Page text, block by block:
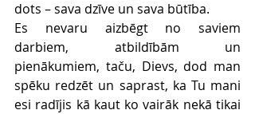
dots – sava dzīve un sava būtība.
Es nevaru aizbēgt no saviem
darbiem, atbildībām un
pienākumiem, taču, Dievs, dod man
spēku redzēt un saprast, ka Tu mani
esi radījis kā kaut ko vairāk nekā tikai